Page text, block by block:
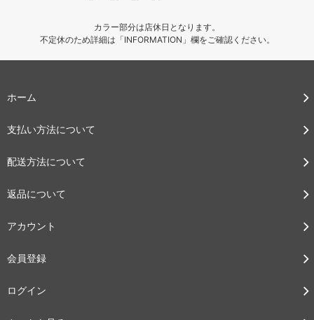
カラー部分は店休日となります。
不定休のため詳細は「INFORMATION」欄をご確認ください。
ホーム
支払い方法について
配送方法について
返品について
アカウント
会員登録
ログイン